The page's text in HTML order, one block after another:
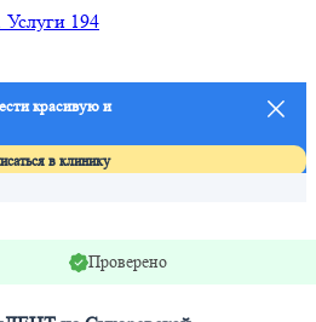
Услуги 194
красивую и
в клинику
Проверено